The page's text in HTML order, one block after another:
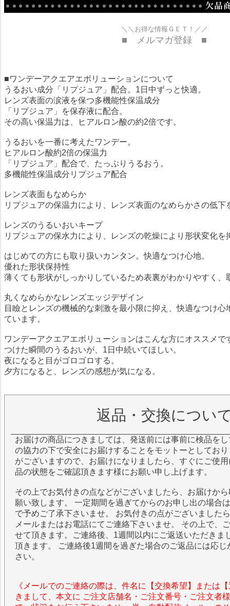
＼＼お得な情報ＧＥＴ！／／
■ メルマガ登録 ■
■ワンデーアクエアエボリューションについて
うるおい成分「リプジュア」配合。1日中ずっと快適。
レンズ表面の涙液を保つ多機能性保温成分
「リプジュア」を保存液に配合。
その高い保温力は、ヒアルロン酸の約2倍です。
うるおいを一番に考えたワンデー。
ヒアルロン酸約2倍の保温力
「リプジュア」配合で、たっぷりうるおう。
多機能性保温成分リプジュア配合
レンズ表面もなめらか
リプジュアの保温力により、レンズ表面のなめらかさの低下
レンズのうるいおいキープ
リプジュアの保水力により、レンズの乾燥により形状変化を
はじめての方にも取り扱いカンタン。快適なつけ心地。
優れた形状保持性
薄くても形状がしっかりしているため表裏がわかりやすく、
丸くなめらかなレンズエッジデザイン
目瞼とレンズの機械的な刺激を最小限に抑え、快適なつけ
ています。
ワンデーアクエアエボリューションはこんな方にオススメで
つけた瞬間のうるおいが、1日中続いてほしい。
夜になると目がゴロゴロする。
夕方になると、レンズの感想が気になる。
返品・交換につい
お届けの商品につきましては、発送前には事前に検品を
の協力の下で安全にお届けすることをモットーとしてお
がございますので、お届けになりましたら、すぐにご使
品の状態をご確認頂きます様にお願い申し上げます。
その上でお気付きの点などがございましたら、お届けか
願い致します。 一定期間を過ぎてからのお申し出の場合
で予めご了承下さいませ。 お気付きの点がございました
メールまたはお電話にてご連絡下さいませ。 その上で、
せて頂きます。ご連絡後、1週間以内にご返送いただきま
頂きます。 ご連絡後1週間を過ぎた場合のご返品には応
さい。
《メールでのご連絡の際は、件名に【交換希望】または
きまして、本文に ご注文店舗名・ご注文番号・ご注文者